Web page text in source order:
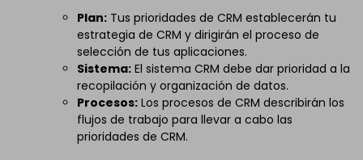
Plan: Tus prioridades de CRM establecerán tu
estrategia de CRM y dirigirán el proceso de
selección de tus aplicaciones.
Sistema: El sistema CRM debe dar prioridad a la
recopilación y organización de datos.
Procesos: Los procesos de CRM describirán los
flujos de trabajo para llevar a cabo las
prioridades de CRM.